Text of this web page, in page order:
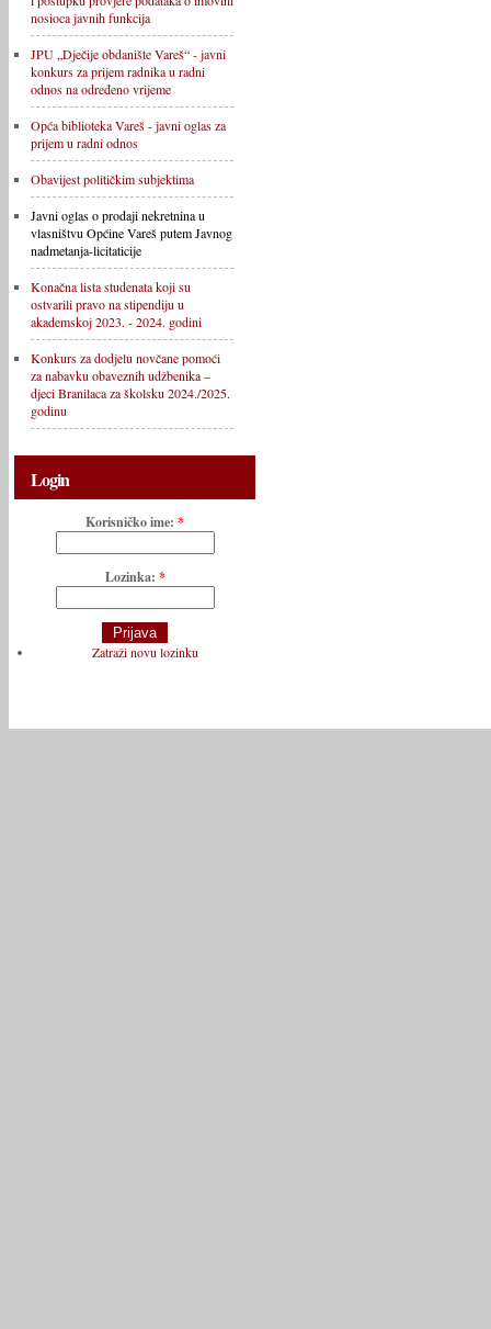
nosioca javnih funkcija
JPU „Dječije obdanište Vareš“ - javni
konkurs za prijem radnika u radni
odnos na određeno vrijeme
Opća biblioteka Vareš - javni oglas za
prijem u radni odnos
Obavijest političkim subjektima
Javni oglas o prodaji nekretnina u
vlasništvu Općine Vareš putem Javnog
nadmetanja-licitaticije
Konačna lista studenata koji su
ostvarili pravo na stipendiju u
akademskoj 2023. - 2024. godini
Konkurs za dodjelu novčane pomoći
za nabavku obaveznih udžbenika –
djeci Branilaca za školsku 2024./2025.
godinu
Login
Korisničko ime: *
Lozinka: *
Zatraži novu lozinku